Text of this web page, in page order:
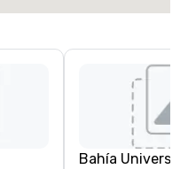
Bahía Universal